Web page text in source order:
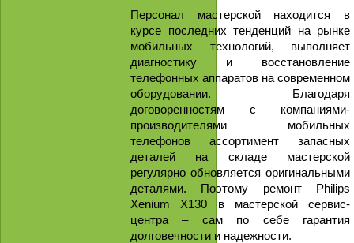
Персонал мастерской находится в
курсе последних тенденций на рынке
мобильных технологий, выполняет
диагностику и восстановление
телефонных аппаратов на современном
оборудовании. Благодаря
договоренностям с компаниями-
производителями мобильных
телефонов ассортимент запасных
деталей на складе мастерской
регулярно обновляется оригинальными
деталями. Поэтому ремонт Philips
Xenium X130 в мастерской сервис-
центра – сам по себе гарантия
долговечности и надежности.